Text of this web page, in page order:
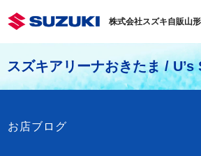
株式会社スズキ自販山形
スズキアリーナおきたま / U’s
お店ブログ